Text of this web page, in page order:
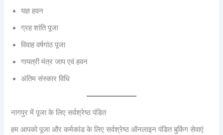
यज्ञ हवन
ग्रह शांति पूजा
विवाह वर्षगांठ पूजा
गायत्री मंत्र जाप एवं हवन
अंतिम संस्कार विधि
नागपुर में पूजा के लिए सर्वश्रेष्ठ पंडित
हम आपको पूजा और कर्मकांड के लिए सर्वश्रेष्ठ ऑनलाइन पंडित बुकिंग सेवाएं